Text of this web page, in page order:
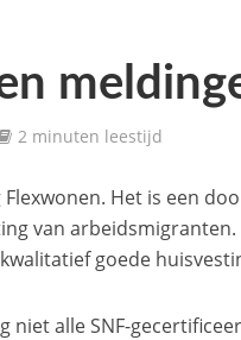
2 minuten leestijd
Het is een
van
goede
niet alle SNF-